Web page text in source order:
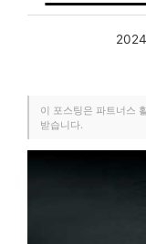
이 포스팅은 파트너스
받습니다.